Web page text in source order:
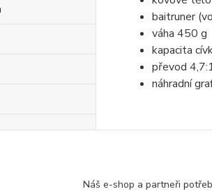
baitruner
váha 450 g
kapacita
převod
náhradní
Zboží
Náš e-shop a partneři